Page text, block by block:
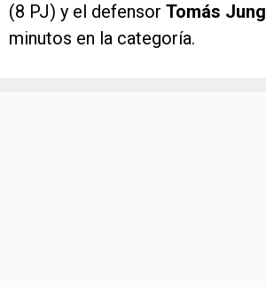
(8 PJ) y el defensor Tomás Jung
minutos en la categoría.